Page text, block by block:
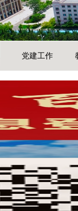
党建工作
专题活动